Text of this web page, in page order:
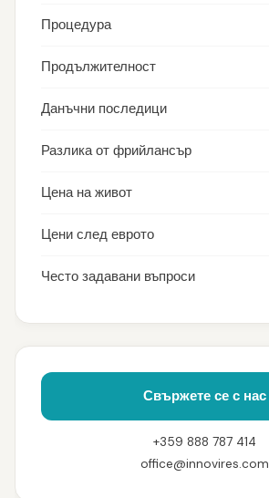
Процедура
Продължителност
Данъчни последици
Разлика от фрийлансър
Цена на живот
Цени след еврото
Често задавани въпроси
Свържете се с нас
+359 888 787 414
office@innovires.com